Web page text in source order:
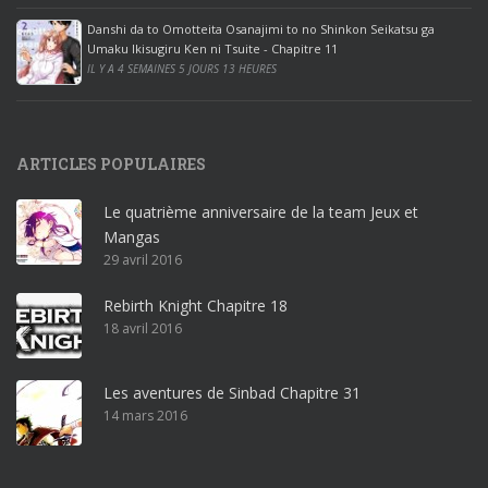
e
2
0
1
r
o
ff
i
c
e
3
r
Danshi da to Omotteita Osanajimi to no Shinkon Seikatsu ga
Umaku Ikisugiru Ken ni Tsuite - Chapitre 11
IL Y A 4 SEMAINES 5 JOURS 13 HEURES
ARTICLES POPULAIRES
Le quatrième anniversaire de la team Jeux et
Mangas
29 avril 2016
Rebirth Knight Chapitre 18
18 avril 2016
Les aventures de Sinbad Chapitre 31
14 mars 2016